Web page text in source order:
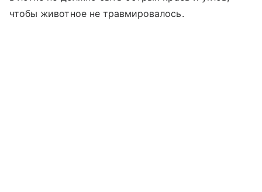
чтобы животное не травмировалось.